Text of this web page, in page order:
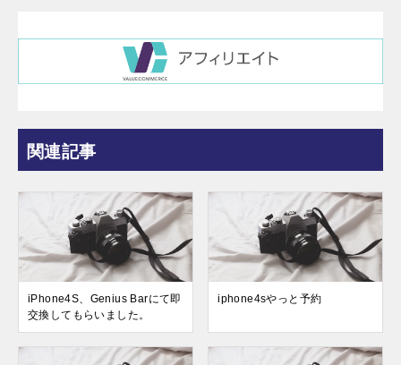
関連記事
iPhone4S、Genius Barにて即
交換してもらいました。
iphone4sやっと予約